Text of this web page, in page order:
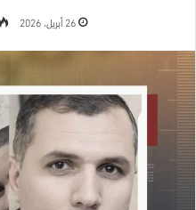
26 أبريل، 2026